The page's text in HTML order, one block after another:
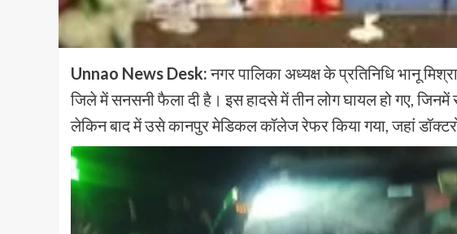
Unnao News Desk:नगर पालिका अध्यक्ष के प्रतिनिधि भानू
जिले में सनसनी फैला दी है। इस हादसे में तीन लोग घायल हो गए,
लेकिन बाद में उसे कानपुर मेडिकल कॉलेज रेफर किया गया, जहां